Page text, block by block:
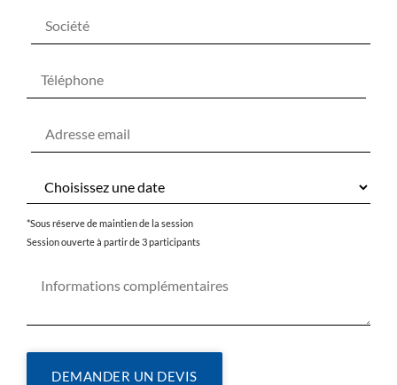
*Sous réserve de maintien de la session
Session ouverte à partir de 3 participants
DEMANDER UN DEVIS